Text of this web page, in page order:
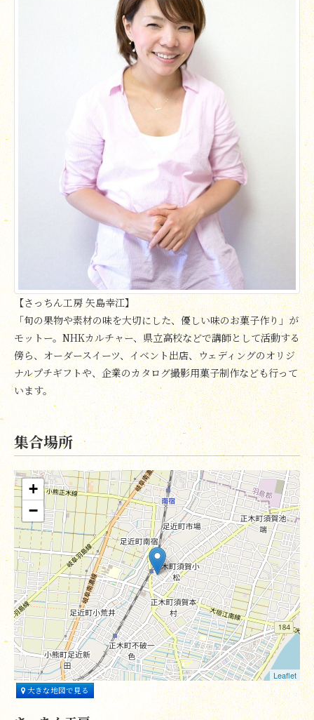
【さっちん工房 矢島幸江】
「旬の果物や素材の味を大切にした、優しい味のお菓子作り」が
モットー。NHKカルチャー、県立高校などで講師として活動する
傍ら、オーダースイーツ、イベント出店、ウェディングのオリジ
ナルプチギフトや、企業のカタログ撮影用菓子制作なども行って
います。
集合場所
+
−
Leaflet
大きな地図で見る